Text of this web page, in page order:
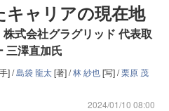
ャリアの現在地
株式会社グラグリッド 代表取
三澤直加氏
] /島袋 龍太[著] /林 紗也[写] /栗原 茂
2024/01/10 08:00